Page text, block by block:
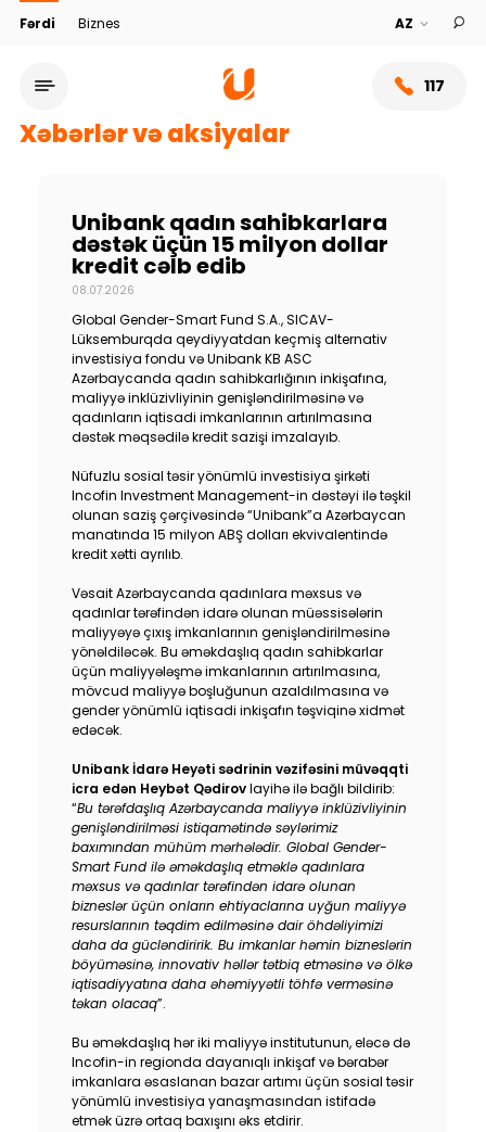
Fərdi Biznes
117
Xidmət şəbəkəsi
Bank haqqında
Dayanıqlılıq
Tariflər
İnsan Resursları
F.A.Q
Xəbərlər və aksiyalar
Unibank qadın sahibkarlara
dəstək üçün 15 milyon dollar
kredit cəlb edib
08.07.2026
Global Gender-Smart Fund S.A., SICAV-
Lüksemburqda qeydiyyatdan keçmiş alternativ
investisiya fondu və Unibank KB ASC
Azərbaycanda qadın sahibkarlığının inkişafına,
maliyyə inklüzivliyinin genişləndirilməsinə və
qadınların iqtisadi imkanlarının artırılmasına
dəstək məqsədilə kredit sazişi imzalayıb.
Nüfuzlu sosial təsir yönümlü investisiya şirkəti
Incofin Investment Management-in dəstəyi ilə təşkil
olunan saziş çərçivəsində “Unibank”a Azərbaycan
manatında 15 milyon ABŞ dolları ekvivalentində
kredit xətti ayrılıb.
Vəsait Azərbaycanda qadınlara məxsus və
qadınlar tərəfindən idarə olunan müəssisələrin
maliyyəyə çıxış imkanlarının genişləndirilməsinə
yönəldiləcək. Bu əməkdaşlıq qadın sahibkarlar
üçün maliyyələşmə imkanlarının artırılmasına,
mövcud maliyyə boşluğunun azaldılmasına və
gender yönümlü iqtisadi inkişafın təşviqinə xidmət
edəcək.
Unibank İdarə Heyəti sədrinin vəzifəsini müvəqqti
icra edən Heybət Qədirovlayihə ilə bağlı bildirib:
“Bu tərəfdaşlıq Azərbaycanda maliyyə inklüzivliyinin
genişləndirilməsi istiqamətində səylərimiz
baxımından mühüm mərhələdir. Global Gender-
Smart Fund ilə əməkdaşlıq etməklə qadınlara
məxsus və qadınlar tərəfindən idarə olunan
bizneslər üçün onların ehtiyaclarına uyğun maliyyə
resurslarının təqdim edilməsinə dair öhdəliyimizi
daha da gücləndiririk. Bu imkanlar həmin bizneslərin
böyüməsinə, innovativ həllər tətbiq etməsinə və ölkə
iqtisadiyyatına daha əhəmiyyətli töhfə verməsinə
təkan olacaq”.
Bu əməkdaşlıq hər iki maliyyə institutunun, eləcə də
Incofin-in regionda dayanıqlı inkişaf və bərabər
imkanlara əsaslanan bazar artımı üçün sosial təsir
yönümlü investisiya yanaşmasından istifadə
etmək üzrə ortaq baxışını əks etdirir.